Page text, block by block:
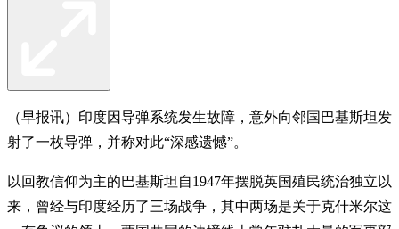
（早报讯）印度因导弹系统发生故障，意外向邻国巴基斯坦发
射了一枚导弹，并称对此“深感遗憾”。
以回教信仰为主的巴基斯坦自1947年摆脱英国殖民统治独立以
来，曾经与印度经历了三场战争，其中两场是关于克什米尔这